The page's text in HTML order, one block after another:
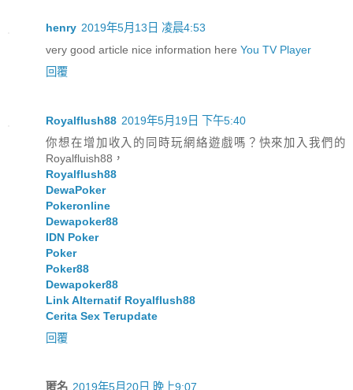
henry 2019年5月13日 凌晨4:53
very good article nice information here You TV Player
回覆
Royalflush88 2019年5月19日 下午5:40
你想在增加收入的同時玩網絡遊戲嗎？快來加入我們的
Royalfluish88，
Royalflush88
DewaPoker
Pokeronline
Dewapoker88
IDN Poker
Poker
Poker88
Dewapoker88
Link Alternatif Royalflush88
Cerita Sex Terupdate
回覆
匿名 2019年5月20日 晚上9:07